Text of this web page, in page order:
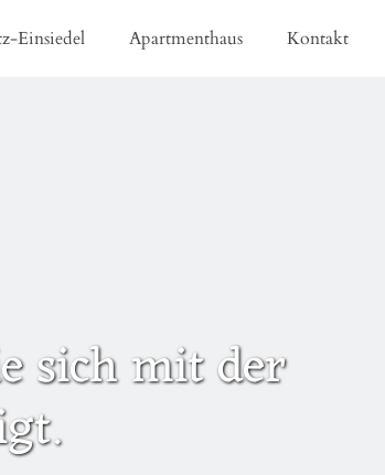
Einsiedel Apartmenthaus Kontakt
sich mit der